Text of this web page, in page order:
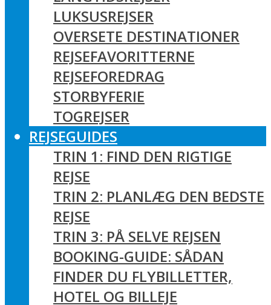
LUKSUSREJSER
OVERSETE DESTINATIONER
REJSEFAVORITTERNE
REJSEFOREDRAG
STORBYFERIE
TOGREJSER
REJSEGUIDES
TRIN 1: FIND DEN RIGTIGE
REJSE
TRIN 2: PLANLÆG DEN BEDSTE
REJSE
TRIN 3: PÅ SELVE REJSEN
BOOKING-GUIDE: SÅDAN
FINDER DU FLYBILLETTER,
HOTEL OG BILLEJE